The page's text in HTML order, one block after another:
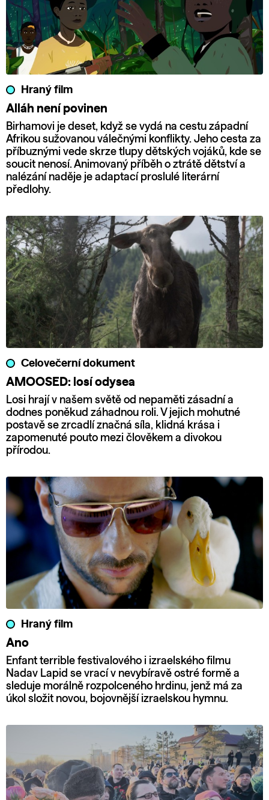
Hraný film
Alláh není povinen
Birhamovi je deset, když se vydá na cestu západní
Afrikou sužovanou válečnými konflikty. Jeho cesta za
příbuznými vede skrze tlupy dětských vojáků, kde se
soucit nenosí. Animovaný příběh o ztrátě dětství a
nalézání naděje je adaptací proslulé literární
předlohy.
Celovečerní dokument
AMOOSED: losí odysea
Losi hrají v našem světě od nepaměti zásadní a
dodnes poněkud záhadnou roli. V jejich mohutné
postavě se zrcadlí značná síla, klidná krása i
zapomenuté pouto mezi člověkem a divokou
přírodou.
Hraný film
Ano
Enfant terrible festivalového i izraelského filmu
Nadav Lapid se vrací v nevybíravě ostré formě a
sleduje morálně rozpolceného hrdinu, jenž má za
úkol složit novou, bojovnější izraelskou hymnu.